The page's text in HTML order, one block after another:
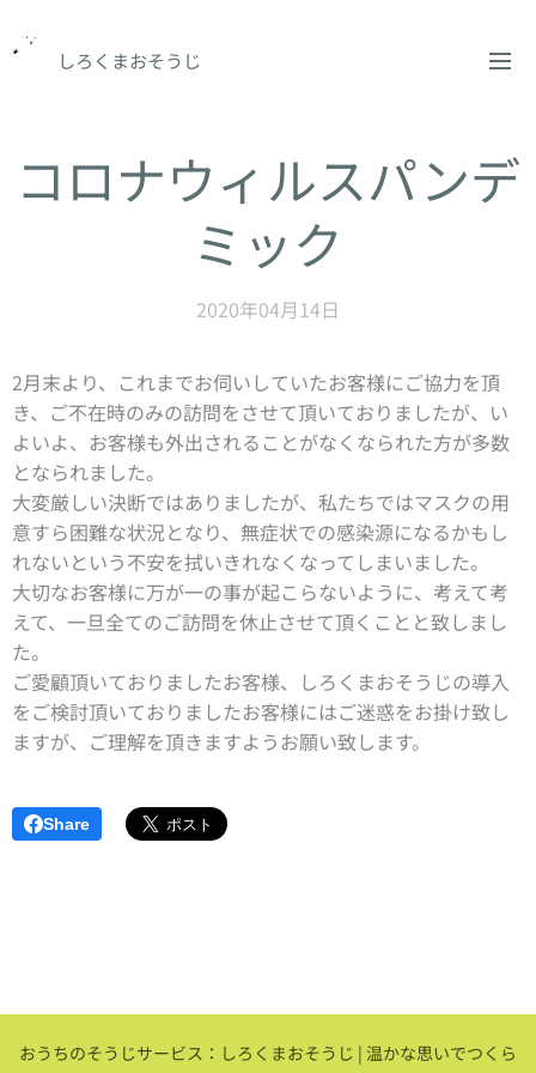
しろくまおそうじ
コロナウィルスパンデ
ミック
2020年04月14日
2月末より、これまでお伺いしていたお客様にご協力を頂
き、ご不在時のみの訪問をさせて頂いておりましたが、い
よいよ、お客様も外出されることがなくなられた方が多数
となられました。
大変厳しい決断ではありましたが、私たちではマスクの用
意すら困難な状況となり、無症状での感染源になるかもし
れないという不安を拭いきれなくなってしまいました。
大切なお客様に万が一の事が起こらないように、考えて考
えて、一旦全てのご訪問を休止させて頂くことと致しまし
た。
ご愛顧頂いておりましたお客様、しろくまおそうじの導入
をご検討頂いておりましたお客様にはご迷惑をお掛け致し
ますが、ご理解を頂きますようお願い致します。
Share
おうちのそうじサービス：しろくまおそうじ | 温かな思いでつくら